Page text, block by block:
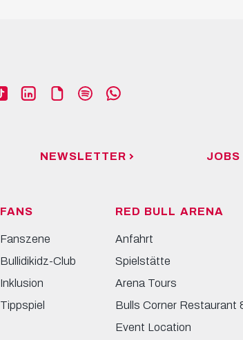
NEWSLETTER JOBS
FANS
Fanszene
Bullidikidz-Club
Inklusion
Tippspiel
RED BULL ARENA
Anfahrt
Spielstätte
Arena Tours
Bulls Corner Restaurant
Event Location